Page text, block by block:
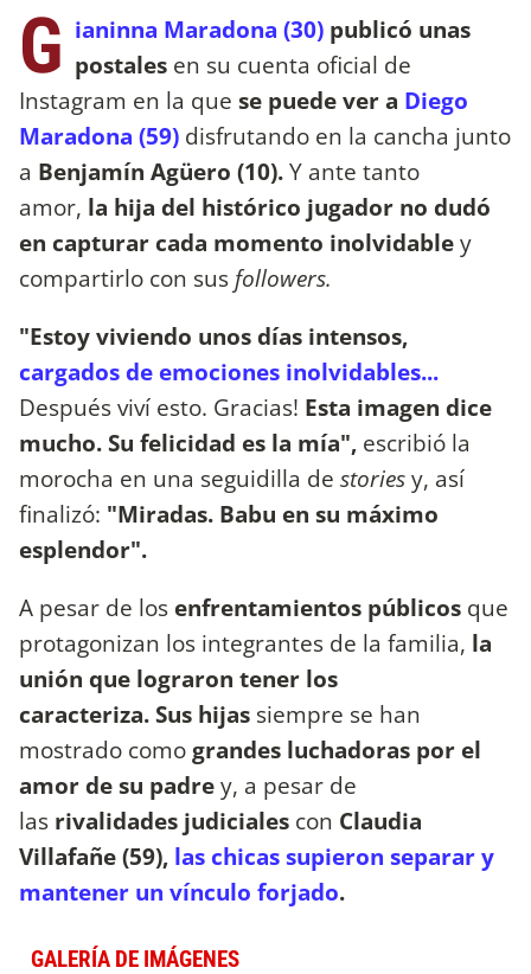
G ianinna Maradona (30) publicó unas
postales en su cuenta oficial de
Instagram en la que se puede ver a Diego
Maradona (59) disfrutando en la cancha junto
a Benjamín Agüero (10).Y ante tanto
amor, la hija del histórico jugador no dudó
en capturar cada momento inolvidabley
compartirlo con sus followers.
"Estoy viviendo unos días intensos,
cargados de emociones inolvidables...
Después viví esto. Gracias! Esta imagen dice
mucho. Su felicidad es la mía", escribió la
morocha en una seguidilla de storiesy, así
finalizó: "Miradas. Babu en su máximo
esplendor".
A pesar de los enfrentamientos públicos que
protagonizan los integrantes de la familia, la
unión que lograron tener los
caracteriza.Sus hijas siempre se han
mostrado comograndes luchadoras por el
amor de su padrey, a pesar de
las rivalidades judiciales con Claudia
Villafañe (59), las chicas supieron separar y
mantener un vínculo forjado.
GALERÍA DE IMÁGENES